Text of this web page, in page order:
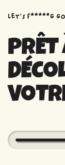
Let’s f*****G
PRÊT